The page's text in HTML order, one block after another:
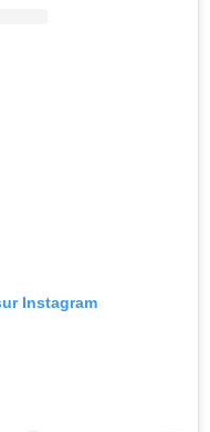
Instagram